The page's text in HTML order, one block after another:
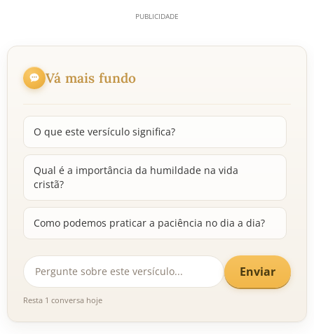
Vá mais fundo
O que este versículo significa?
Qual é a importância da humildade na vida
cristã?
Como podemos praticar a paciência no dia a dia?
Enviar
Resta 1 conversa hoje